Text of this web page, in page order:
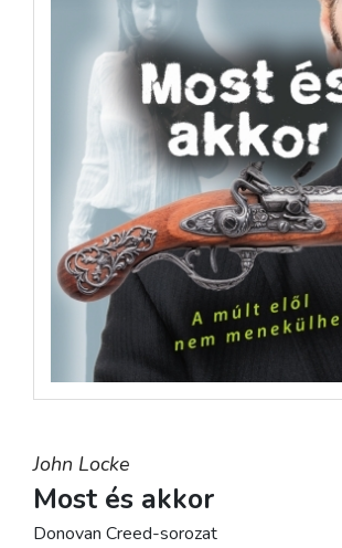
John Locke
Most és akkor
Donovan Creed-sorozat